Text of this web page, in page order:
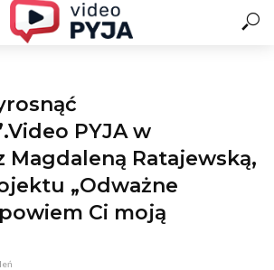
PYJA w
Magdaleną Ratajewską,
„Odważne
Ci moją